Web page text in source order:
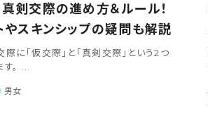
剣交際の進め方＆ルール！
やスキンシップの疑問も解説
に「仮交際」と「真剣交際」という2つ
。 ...
男女